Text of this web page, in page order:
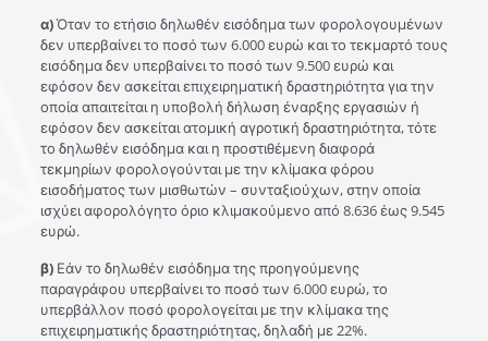
α)Όταν το ετήσιο δηλωθέν εισόδημα των φορολογουμένων
δεν υπερβαίνει το ποσό των 6.000 ευρώ και το τεκμαρτό τους
εισόδημα δεν υπερβαίνει το ποσό των 9.500 ευρώ και
εφόσον δεν ασκείται επιχειρηματική δραστηριότητα για την
οποία απαιτείται η υποβολή δήλωση έναρξης εργασιών ή
εφόσον δεν ασκείται ατομική αγροτική δραστηριότητα, τότε
το δηλωθέν εισόδημα και η προστιθέμενη διαφορά
τεκμηρίων φορολογούνται με την κλίμακα φόρου
εισοδήματος των μισθωτών – συνταξιούχων, στην οποία
ισχύει αφορολόγητο όριο κλιμακούμενο από 8.636 έως 9.545
ευρώ.
β) Εάν το δηλωθέν εισόδημα της προηγούμενης
παραγράφου υπερβαίνει το ποσό των 6.000 ευρώ, το
υπερβάλλον ποσό φορολογείται με την κλίμακα της
επιχειρηματικής δραστηριότητας, δηλαδή με 22%.